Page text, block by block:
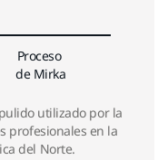
Proceso
de Mirka
utilizado por la
profesionales en la
del Norte.